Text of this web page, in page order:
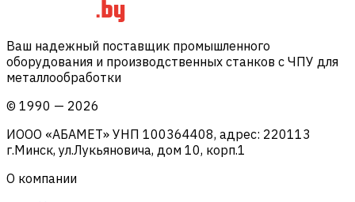
Ваш надежный поставщик промышленного
оборудования и производственных станков с ЧПУ для
металлообработки
© 1990 — 2026
ИООО «АБАМЕТ» УНП 100364408, адрес: 220113
г.Минск, ул.Лукьяновича, дом 10, корп.1
О компании